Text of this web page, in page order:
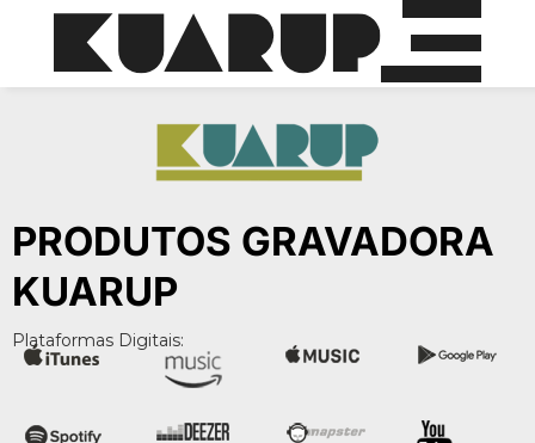
PRODUTOS GRAVADORA
KUARUP
Plataformas Digitais: